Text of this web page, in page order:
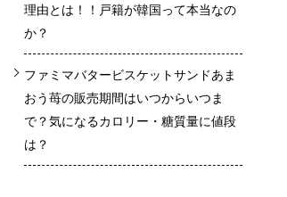
理由とは！！戸籍が韓国って本当なの
か？
ファミマバタービスケットサンドあま
おう苺の販売期間はいつからいつま
で？気になるカロリー・糖質量に値段
は？